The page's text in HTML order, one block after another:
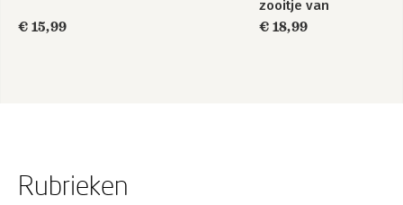
€ 15,99
zooitje van
€ 18,99
Rubrieken